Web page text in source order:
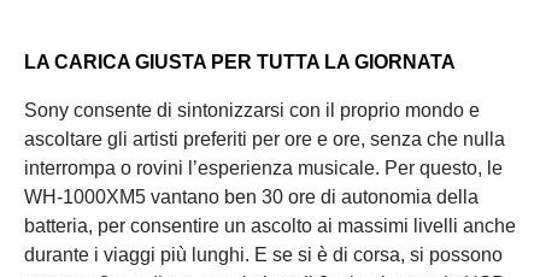
LA CARICA GIUSTA PER TUTTA LA GIORNATA
Sony consente di sintonizzarsi con il proprio mondo e
ascoltare gli artisti preferiti per ore e ore, senza che nulla
interrompa o rovini l’esperienza musicale. Per questo, le
WH-1000XM5 vantano ben 30 ore di autonomia della
batteria, per consentire un ascolto ai massimi livelli anche
durante i viaggi più lunghi. E se si è di corsa, si possono